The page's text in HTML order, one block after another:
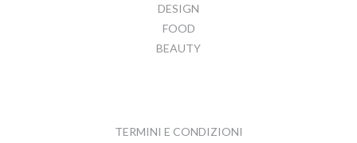
DESIGN
FOOD
BEAUTY
TERMINI E CONDIZIONI